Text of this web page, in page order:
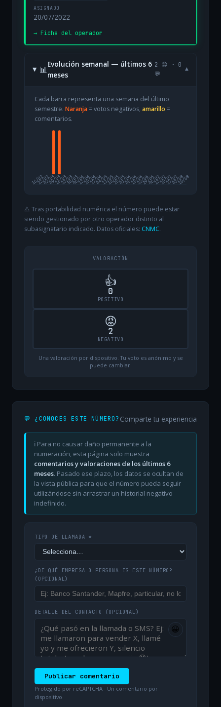
ASIGNADO
20/07/2022
→ Ficha del operador
📊
Evolución semanal — últimos 6
meses
2 😡 · 0
💬
▾
Cada barra representa una semana del último
semestre. Naranja= votos negativos, amarillo =
comentarios.
16/02
23/0202/0309/0316/0323/0330/0306/0413/0420/0427/0404/0511/0518/0525/0501/0608/0615/0622/0629/0606/0713/0720/0727/0703/08
10/08
⚠️ Tras portabilidad numérica el número puede estar
siendo gestionado por otro operador distinto al
subasignatario indicado. Datos oficiales: CNMC.
VALORACIÓN
👍
0
POSITIVO
😡
2
NEGATIVO
Una valoración por dispositivo. Tu voto es anónimo y se
puede cambiar.
💬 ¿CONOCES ESTE NÚMERO? Comparte tu experiencia
ℹ️ Para no causar daño permanente a la
numeración, esta página solo muestra
comentarios y valoraciones de los últimos 6
meses. Pasado ese plazo, los datos se ocultan de
la vista pública para que el número pueda seguir
utilizándose sin arrastrar un historial negativo
indefinido.
TIPO DE LLAMADA *
¿DE QUÉ EMPRESA O PERSONA ES ESTE NÚMERO?
(OPCIONAL)
DETALLE DEL CONTACTO (OPCIONAL)
😀
Publicar comentario
Protegido por reCAPTCHA · Un comentario por
dispositivo